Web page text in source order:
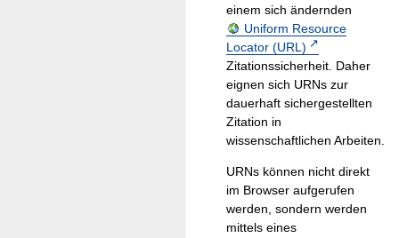
einem sich ändernden
Uniform Resource
Locator (URL)
Zitationssicherheit. Daher
eignen sich URNs zur
dauerhaft sichergestellten
Zitation in
wissenschaftlichen Arbeiten.
URNs können nicht direkt
im Browser aufgerufen
werden, sondern werden
mittels eines